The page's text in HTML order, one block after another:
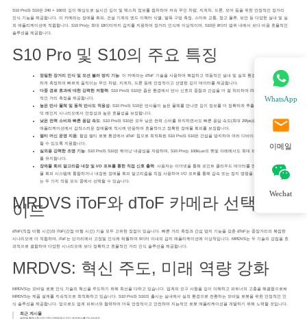
S10 Pro와 S10은 240 × 160의 깊이 해상도로 실시간 깊이 및 텍스처 정보를 캡처하여 저속 무인 차량, 지게차, 드론, 모어 등을 위한 안정적인 장거리
인식 기능을 제공합니다. 이 카메라는 장애물 회피, 건설 기계의 엔드 이펙터 식별, 말뚝 구멍 측정, 스마트 교통, 창고 물류, 보안 등 다양한 실내 및 실
외 애플리케이션에 적합합니다. S10 Pro는 최대 18미터까지 감지를 지원하여 장거리 인식에 이상적이며, S10은 8미터 범위 내에서 보다 비용 효율적인
솔루션을 제공합니다.
S10 Pro 및 S10의 주요 특징
정밀한 장거리 인식 및 모션 블러 방지 기능: 이 카메라는 dToF 기술을 사용하여 복잡하고 역동적인 실내 및 실외 환경에서 거리를 정확
하게 측정하여 빠르게 움직이는 무인 차량, 지게차, 드론 등에 안정적이고 선명한 깊이 데이터를 제공합니다.
다중 경로 효과에 대한 강력한 저항력: S10 Pro와 S10은 좁은 환경에서 반사 신호의 중첩과 간섭을 더 잘 처리하여 iToF에 비해 더 안정
적인 거리 측정을 제공합니다.
높은 반사 물체 및 동적 반사도 적응성: S10 Pro와 S10은 반사율이 높은 물체를 만나면 깊이 정보를 더 정확하게 추출할 수 있어 다이나
믹 레인지 시나리오에서 안정성과 높은 효율성을 보장합니다.
낮은 전력 소비와 빠른 응답 속도: S10 Pro와 S10은 모두 낮은 전력 소비를 유지하면서도 빠른 응답 속도(최대 20fps)를 구현하여 실시간
애플리케이션에서 갑작스러운 장애물에 적시에 반응하여 효율적이고 정확한 장애물 회피를 보장합니다.
멀티 머신 운영 지원: 협업 멀티 로봇 환경에서 dToF 칩으로 최적화된 S10 Pro와 S10은 간섭을 방지하여 여러 디바이스가 동시에 작업
할 수 있도록 지원합니다.
실외용 강력한 조명 기능: S10 Pro와 S10은 뛰어난 내광성을 자랑하며, S10 Pro는 100kLux의 햇빛 아래에서도 최대 15미터의 감지 범위
를 유지합니다.
장애물 회피 알고리즘 내장 및 I/O 포트를 통한 직접 신호 출력: 사용자는 이더넷을 통해 포인트 클라우드 데이터를 전송하여 기존 장애
물 회피 시스템에 통합하거나 내장된 장애물 회피 알고리즘을 직접 사용하여 I/O 포트를 통해 감속 또는 정지 명령을 컨트롤러에 전송하
는 두 가지 작동 모드 중에서 선택할 수 있습니다.
MRDVS iToF와 dToF 카메라 선택 가
이드
dToF(직접 비행 시간)와 iToF(간접 비행 시간) 기술 모두 고유한 장점이 있습니다. 빠른 거리 측정과 간섭 방지 기능을 갖춘 dToF는 중장거리의 복잡한
시나리오에 더 적합하며, iToF는 단거리에서 고정밀 인식에 탁월하여 5미터 이내의 감지 애플리케이션에 이상적입니다. MRDVS는 두 기술의 강점을 효
과적으로 결합하여 다양한 시나리오에 보다 정확하고 효율적인 거리 인식 솔루션을 제공합니다.
MRDVS: 혁신 주도, 미래 역량 강화
MRDVS는 모바일 로봇 인식 기술의 혁신을 주도하기 위해 최선을 다하고 있습니다. 업계의 요구 사항을 깊이 이해하고 파트너의 고충을 해결함으로써
MRDVS는 제품 설계를 지속적으로 최적화하고 있습니다. S10 Pro와 S10의 출시는 실내에서 실외 환경으로 전환하는 모바일 로봇을 위한 안정적인 인
식 솔루션을 제공합니다. 앞으로도 업계 파트너와 협력하여 더욱 안정적이고 안전하며 지능적인 로봇 애플리케이션을 개발하기 위해 노력할 것입니다.
최근 게시물
글로벌 확장 | 최고의 산업 이벤트에서 란신 로보틱스를 만나보세요.
WhatsApp
이메일
Wechat